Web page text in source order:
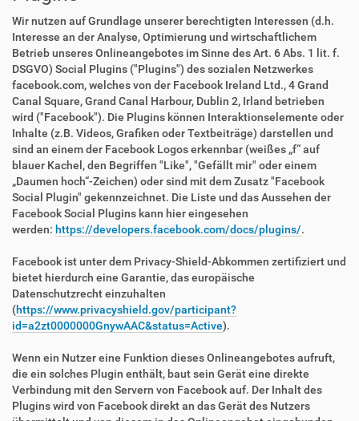
Wir nutzen auf Grundlage unserer berechtigten Interessen (d.h.
Interesse an der Analyse, Optimierung und wirtschaftlichem
Betrieb unseres Onlineangebotes im Sinne des Art. 6 Abs. 1 lit. f.
DSGVO) Social Plugins ("Plugins") des sozialen Netzwerkes
facebook.com, welches von der Facebook Ireland Ltd., 4 Grand
Canal Square, Grand Canal Harbour, Dublin 2, Irland betrieben
wird ("Facebook"). Die Plugins können Interaktionselemente oder
Inhalte (z.B. Videos, Grafiken oder Textbeiträge) darstellen und
sind an einem der Facebook Logos erkennbar (weißes „f“ auf
blauer Kachel, den Begriffen "Like", "Gefällt mir" oder einem
„Daumen hoch“-Zeichen) oder sind mit dem Zusatz "Facebook
Social Plugin" gekennzeichnet. Die Liste und das Aussehen der
Facebook Social Plugins kann hier eingesehen
werden: https://developers.facebook.com/docs/plugins/.
Facebook ist unter dem Privacy-Shield-Abkommen zertifiziert und
bietet hierdurch eine Garantie, das europäische
Datenschutzrecht einzuhalten
(https://www.privacyshield.gov/participant?
id=a2zt0000000GnywAAC&status=Active).
Wenn ein Nutzer eine Funktion dieses Onlineangebotes aufruft,
die ein solches Plugin enthält, baut sein Gerät eine direkte
Verbindung mit den Servern von Facebook auf. Der Inhalt des
Plugins wird von Facebook direkt an das Gerät des Nutzers